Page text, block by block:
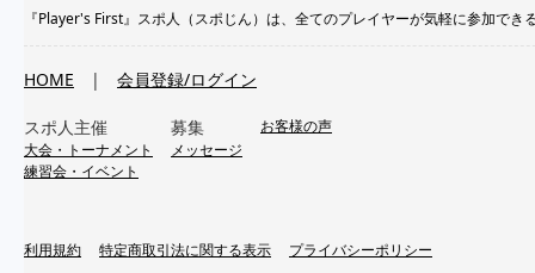
『Player's First』スポ人（スポじん）は、全てのプレイヤーが気軽に参加で
HOME | 会員登録/ログイン
スポ人主催
大会・トーナメント
練習会・イベント
募集
メッセージ
お客様の声
利用規約 特定商取引法に関する表示 プライバシーポリシー